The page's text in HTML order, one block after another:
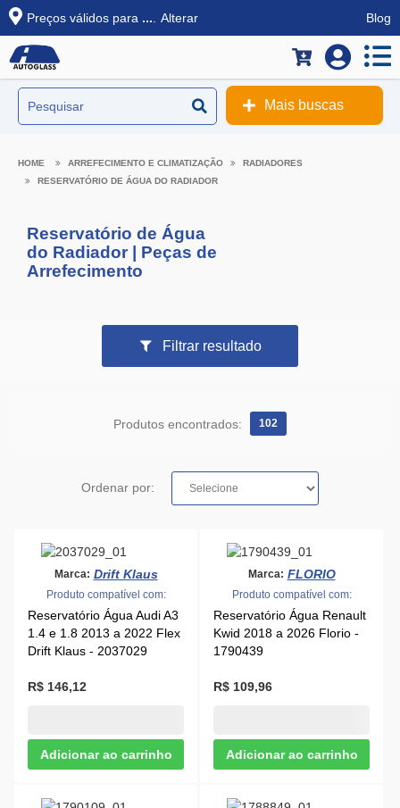
Preços válidos para ... Alterar Blog
Mais buscas
ARREFECIMENTO E CLIMATIZAÇÃO
RADIADORES
RESERVATÓRIO DE ÁGUA DO RADIADOR
Reservatório de Água
do Radiador | Peças de
Arrefecimento
Filtrar resultado
Produtos encontrados: 102
Ordenar por:
Marca: Drift Klaus
Produto compatível com:
Reservatório Água Audi A3
1.4 e 1.8 2013 a 2022 Flex
Drift Klaus - 2037029
R$ 146,12
Marca: FLORIO
Produto compatível com:
Reservatório Água Renault
Kwid 2018 a 2026 Florio -
1790439
R$ 109,96
FLORIO FLORIO